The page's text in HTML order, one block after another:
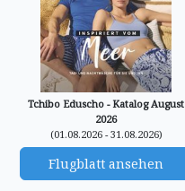
Tchibo Eduscho - Katalog August
2026
(01.08.2026 - 31.08.2026)
Flugblatt ansehen